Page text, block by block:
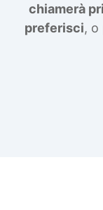
chiamerà
preferisci, o